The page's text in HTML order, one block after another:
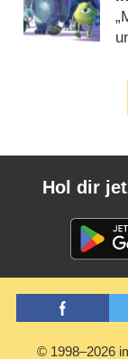
Hol dir
© 1998–2026